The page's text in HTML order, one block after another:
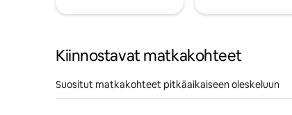
Kiinnostavat matkakohteet
Suositut matkakohteet pitkäaikaiseen oleskeluun